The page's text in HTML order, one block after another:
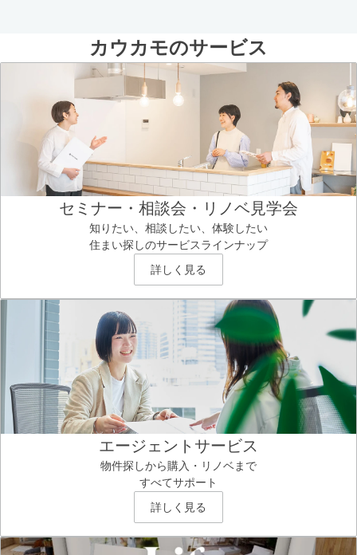
カウカモのサービス
セミナー・相談会・リノベ見学会
知りたい、相談したい、体験したい
住まい探しのサービスラインナップ
詳しく見る
エージェントサービス
物件探しから購入・リノベまで
すべてサポート
詳しく見る